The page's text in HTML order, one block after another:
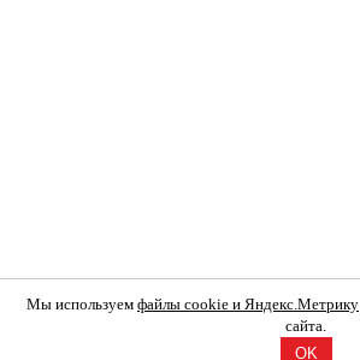
Мы используем файлы cookie и Яндекс.Метрику
сайта.
OK